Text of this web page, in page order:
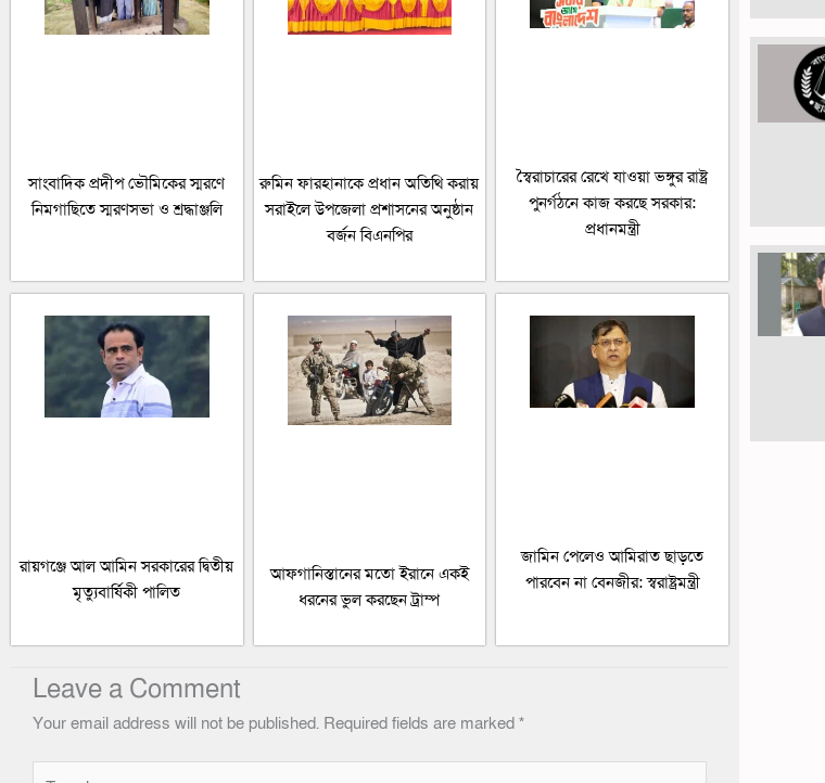
সাংবাদিক প্রদীপ ভৌমিকের স্মরণে
নিমগাছিতে স্মরণসভা ও শ্রদ্ধাঞ্জলি
রুমিন ফারহানাকে প্রধান অতিথি করায়
সরাইলে উপজেলা প্রশাসনের অনুষ্ঠান
বর্জন বিএনপির
স্বৈরাচারের রেখে যাওয়া ভঙ্গুর রাষ্ট্র
পুনর্গঠনে কাজ করছে সরকার:
প্রধানমন্ত্রী
রায়গঞ্জে আল আমিন সরকারের দ্বিতীয়
মৃত্যুবার্ষিকী পালিত
আফগানিস্তানের মতো ইরানে একই
ধরনের ভুল করছেন ট্রাম্প
জামিন পেলেও আমিরাত ছাড়তে
পারবেন না বেনজীর: স্বরাষ্ট্রমন্ত্রী
Leave a Comment
Your email address will not be published. Required fields are marked *